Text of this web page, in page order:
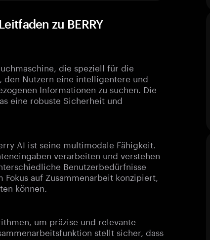
zu BERRY
die speziell für die
Nutzern eine intelligentere und
Informationen zu suchen. Die
eine robuste Sicherheit und
AI ist seine multimodale Fähigkeit.
verarbeiten und verstehen
Benutzerbedürfnisse
auf Zusammenarbeit konzipiert,
können.
um präzise und relevante
stellt sicher, dass